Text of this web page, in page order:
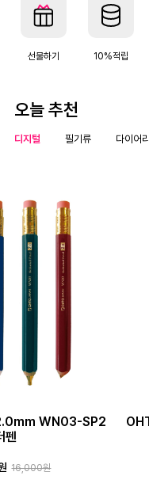
선물하기 10%적립
오늘 추천
디지털 필기류 다이어리
WN03-SP2
펜
16,000원